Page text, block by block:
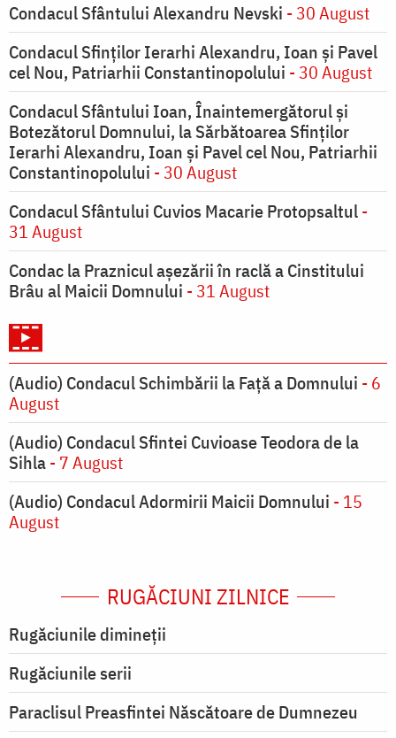
Condacul Sfântului Alexandru Nevski - 30 August
Condacul Sfinţilor Ierarhi Alexandru, Ioan şi Pavel
cel Nou, Patriarhii Constantinopolului - 30 August
Condacul Sfântului Ioan, Înaintemergătorul şi
Botezătorul Domnului, la Sărbătoarea Sfinţilor
Ierarhi Alexandru, Ioan şi Pavel cel Nou, Patriarhii
Constantinopolului - 30 August
Condacul Sfântului Cuvios Macarie Protopsaltul-
31 August
Condac la Praznicul aşezării în raclă a Cinstitului
Brâu al Maicii Domnului - 31 August
(Audio) Condacul Schimbării la Față a Domnului - 6
August
(Audio) Condacul Sfintei Cuvioase Teodora de la
Sihla- 7 August
(Audio) Condacul Adormirii Maicii Domnului - 15
August
RUGĂCIUNI ZILNICE
Rugăciunile dimineții
Rugăciunile serii
Paraclisul Preasfintei Născătoare de Dumnezeu